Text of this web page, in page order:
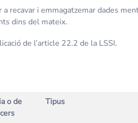
recavar i emmagatzemar dades
dins del mateix.
de l’article 22.2 de la LSSI.
o de
Tipus